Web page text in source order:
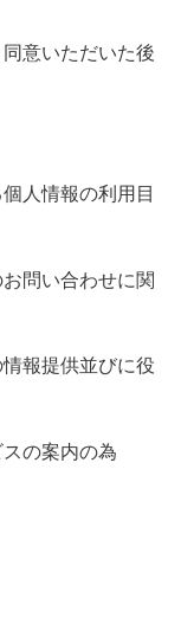
意いただいた後
人情報の利用目
問い合わせに関
報提供並びに役
の案内の為